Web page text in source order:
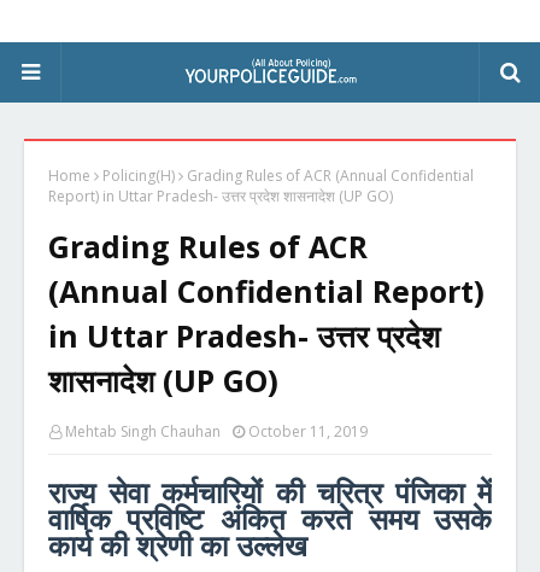
Home Policing(H)
Grading Rules of ACR (Annual Confidential
Report) in Uttar Pradesh- उत्तर प्रदेश शासनादेश (UP GO)
Grading Rules of ACR
(Annual Confidential Report)
in Uttar Pradesh- उत्तर प्रदेश
शासनादेश (UP GO)
Mehtab Singh Chauhan October 11, 2019
राज्य सेवा कर्मचारियों की चरित्र पंजिका में
वार्षिक प्रविष्टि अंकित करते समय उसके
कार्य की श्रेणी का उल्लेख